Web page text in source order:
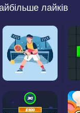
лайків